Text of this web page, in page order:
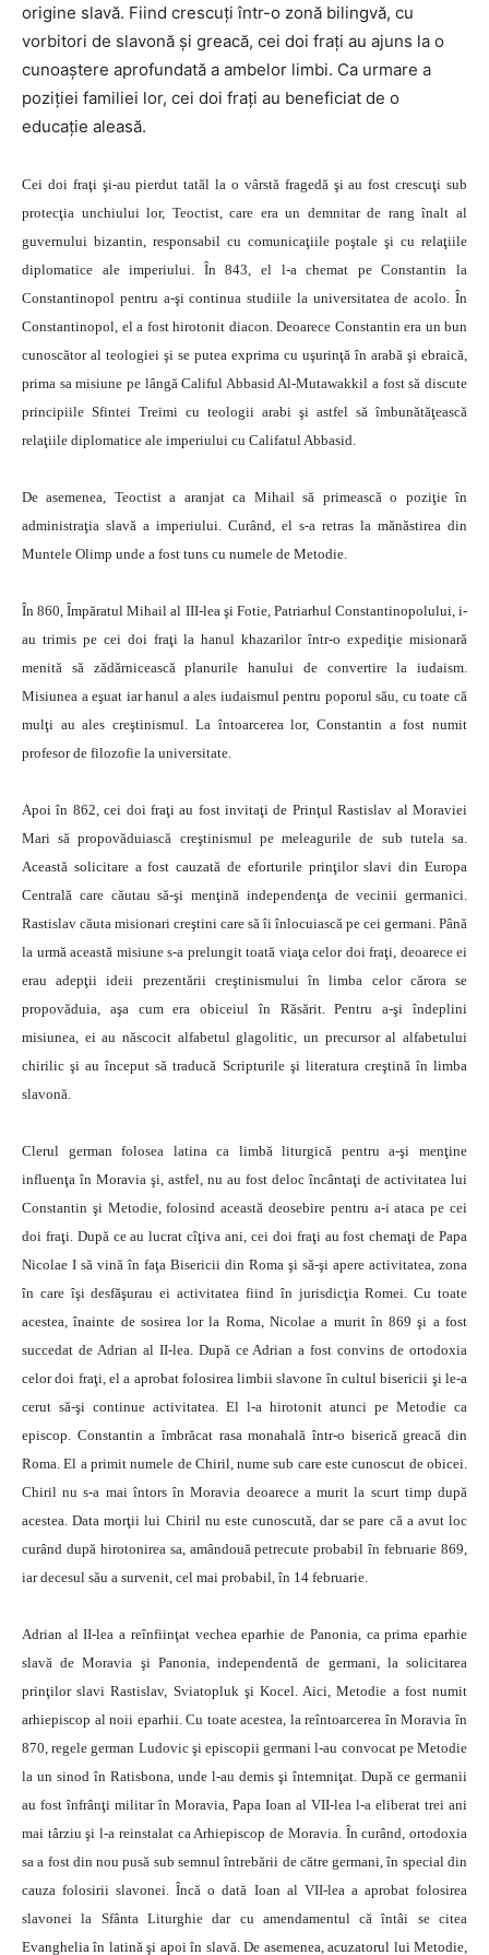
origine slavă. Fiind crescuţi într-o zonă bilingvă, cu
vorbitori de slavonă şi greacă, cei doi fraţi au ajuns la o
cunoaştere aprofundată a ambelor limbi. Ca urmare a
poziţiei familiei lor, cei doi fraţi au beneficiat de o
educaţie aleasă.
Cei doi fraţi şi-au pierdut tatăl la o vârstă fragedă şi au fost crescuţi sub
protecţia unchiului lor, Teoctist, care era un demnitar de rang înalt al
guvernului bizantin, responsabil cu comunicaţiile poştale şi cu relaţiile
diplomatice ale imperiului. În 843, el l-a chemat pe Constantin la
Constantinopol pentru a-şi continua studiile la universitatea de acolo. În
Constantinopol, el a fost hirotonit diacon. Deoarece Constantin era un bun
cunoscător al teologiei şi se putea exprima cu uşurinţă în arabă şi ebraică,
prima sa misiune pe lângă Califul Abbasid Al-Mutawakkil a fost să discute
principiile Sfintei Treimi cu teologii arabi şi astfel să îmbunătăţească
relaţiile diplomatice ale imperiului cu Califatul Abbasid.
De asemenea, Teoctist a aranjat ca Mihail să primească o poziţie în
administraţia slavă a imperiului. Curând, el s-a retras la mănăstirea din
Muntele Olimp unde a fost tuns cu numele de Metodie.
În 860, Împăratul Mihail al III-lea şi Fotie, Patriarhul Constantinopolului, i-
au trimis pe cei doi fraţi la hanul khazarilor într-o expediţie misionară
menită să zădărnicească planurile hanului de convertire la iudaism.
Misiunea a eşuat iar hanul a ales iudaismul pentru poporul său, cu toate că
mulţi au ales creştinismul. La întoarcerea lor, Constantin a fost numit
profesor de filozofie la universitate.
Apoi în 862, cei doi fraţi au fost invitaţi de Prinţul Rastislav al Moraviei
Mari să propovăduiască creştinismul pe meleagurile de sub tutela sa.
Această solicitare a fost cauzată de eforturile prinţilor slavi din Europa
Centrală care căutau să-şi menţină independenţa de vecinii germanici.
Rastislav căuta misionari creştini care să îi înlocuiască pe cei germani. Până
la urmă această misiune s-a prelungit toată viaţa celor doi fraţi, deoarece ei
erau adepţii ideii prezentării creştinismului în limba celor cărora se
propovăduia, aşa cum era obiceiul în Răsărit. Pentru a-şi îndeplini
misiunea, ei au născocit alfabetul glagolitic, un precursor al alfabetului
chirilic şi au început să traducă Scripturile şi literatura creştină în limba
slavonă.
Clerul german folosea latina ca limbă liturgică pentru a-şi menţine
influenţa în Moravia şi, astfel, nu au fost deloc încântaţi de activitatea lui
Constantin şi Metodie, folosind această deosebire pentru a-i ataca pe cei
doi fraţi. După ce au lucrat cîţiva ani, cei doi fraţi au fost chemaţi de Papa
Nicolae I să vină în faţa Bisericii din Roma şi să-şi apere activitatea, zona
în care îşi desfăşurau ei activitatea fiind în jurisdicţia Romei. Cu toate
acestea, înainte de sosirea lor la Roma, Nicolae a murit în 869 şi a fost
succedat de Adrian al II-lea. După ce Adrian a fost convins de ortodoxia
celor doi fraţi, el a aprobat folosirea limbii slavone în cultul bisericii şi le-a
cerut să-şi continue activitatea. El l-a hirotonit atunci pe Metodie ca
episcop. Constantin a îmbrăcat rasa monahală într-o biserică greacă din
Roma. El a primit numele de Chiril, nume sub care este cunoscut de obicei.
Chiril nu s-a mai întors în Moravia deoarece a murit la scurt timp după
acestea. Data morţii lui Chiril nu este cunoscută, dar se pare că a avut loc
curând după hirotonirea sa, amândouă petrecute probabil în februarie 869,
iar decesul său a survenit, cel mai probabil, în 14 februarie.
Adrian al II-lea a reînfiinţat vechea eparhie de Panonia, ca prima eparhie
slavă de Moravia şi Panonia, independentă de germani, la solicitarea
prinţilor slavi Rastislav, Sviatopluk şi Kocel. Aici, Metodie a fost numit
arhiepiscop al noii eparhii. Cu toate acestea, la reîntoarcerea în Moravia în
870, regele german Ludovic şi episcopii germani l-au convocat pe Metodie
la un sinod în Ratisbona, unde l-au demis şi întemniţat. După ce germanii
au fost înfrânţi militar în Moravia, Papa Ioan al VII-lea l-a eliberat trei ani
mai târziu şi l-a reinstalat ca Arhiepiscop de Moravia. În curând, ortodoxia
sa a fost din nou pusă sub semnul întrebării de către germani, în special din
cauza folosirii slavonei. Încă o dată Ioan al VII-lea a aprobat folosirea
slavonei la Sfânta Liturghie dar cu amendamentul că întâi se citea
Evanghelia în latină şi apoi în slavă. De asemenea, acuzatorul lui Metodie,